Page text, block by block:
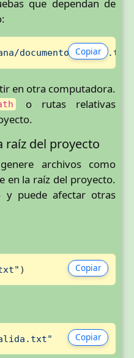
que dependan de
Copiar
documentos/
en otra computadora.
o rutas relativas
raíz del proyecto
archivos como
en la raíz del proyecto.
y puede afectar otras
Copiar
)
Copiar